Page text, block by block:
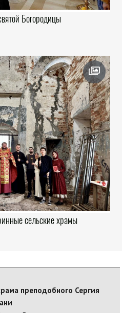
Богородицы
сельские храмы
преподобного Сергия